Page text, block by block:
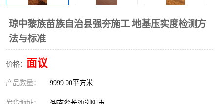
琼中黎族苗族自治县强夯施工 地基压实度检测方
法与标准
价格： 面议
产品数量： 9999.00平方米